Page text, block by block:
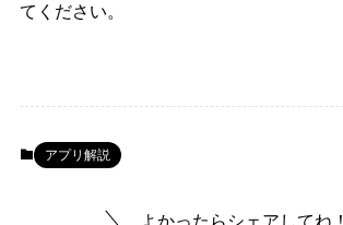
てください。
アプリ解説
よかったらシェアしてね！